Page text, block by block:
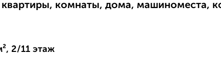
комнаты, дома, машиноместа,
2/11 этаж